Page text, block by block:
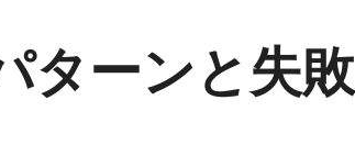
ターンと失敗